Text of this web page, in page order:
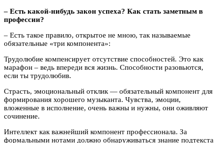
– Есть какой-нибудь закон успеха? Как стать заметным в
профессии?
– Есть такое правило, открытое не мною, так называемые
обязательные «три компонента»:
Трудолюбие компенсирует отсутствие способностей. Это как
марафон – ведь впереди вся жизнь. Способности разовьются,
если ты трудолюбив.
Страсть, эмоциональный отклик — обязательный компонент для
формирования хорошего музыканта. Чувства, эмоции,
вложенные в исполнение, очень важны и нужны, они оживляют
сочинение.
Интеллект как важнейший компонент профессионала. За
формальными нотами должно обнаруживаться знание подтекста